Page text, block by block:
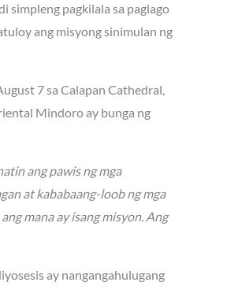
simpleng pagkilala sa paglago
ang misyong sinimulan ng
7 sa Calapan Cathedral,
Mindoro ay bunga ng
ang pawis ng mga
at kababaang-loob ng mga
mana ay isang misyon. Ang
ay nangangahulugang